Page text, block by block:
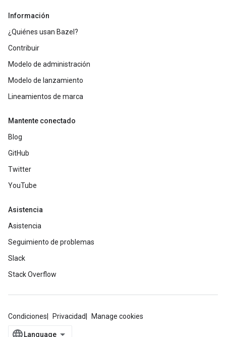
Información
¿Quiénes usan Bazel?
Contribuir
Modelo de administración
Modelo de lanzamiento
Lineamientos de marca
Mantente conectado
Blog
GitHub
Twitter
YouTube
Asistencia
Asistencia
Seguimiento de problemas
Slack
Stack Overflow
Condiciones Privacidad Manage cookies